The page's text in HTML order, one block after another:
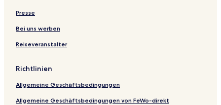
Presse
Bei uns werben
Reiseveranstalter
Richtlinien
Allgemeine Geschäftsbedingungen
Allgemeine Geschäftsbedingungen von FeWo-direkt